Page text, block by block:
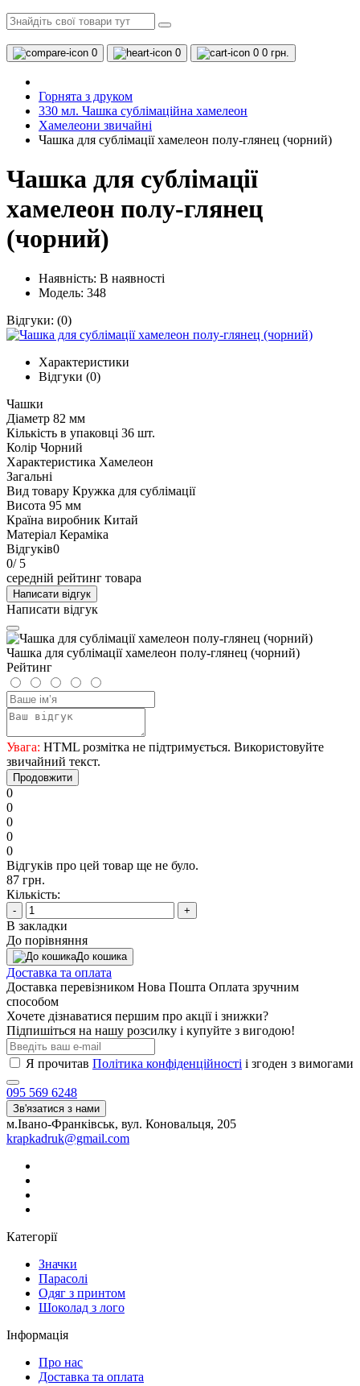
0 0 0 0 грн.
Горнята з друком
330 мл. Чашка сублімаційна хамелеон
Хамелеони звичайні
Чашка для сублімації хамелеон полу-глянец (чорний)
Чашка для сублімації
хамелеон полу-глянец
(чорний)
Наявність: В наявності
Модель: 348
Відгуки: (0)
Характеристики
Відгуки (0)
Чашки
Діаметр 82 мм
Кількість в упаковці 36 шт.
Колір Чорний
Характеристика Хамелеон
Загальні
Вид товару Кружка для сублімації
Висота 95 мм
Країна виробник Китай
Матеріал Кераміка
Відгуків0
0/ 5
середній рейтинг товара
Написати відгук
Написати відгук
Чашка для сублімації хамелеон полу-глянец (чорний)
Рейтинг
Увага: HTML розмітка не підтримується. Використовуйте
звичайний текст.
Продовжити
0
0
0
0
0
Відгуків про цей товар ще не було.
87 грн.
Кількість:
- +
В закладки
До порівняння
До кошика
Доставка та оплата
Доставка перевізником Нова Пошта Оплата зручним
способом
Хочете дізнаватися першим про акції і знижки?
Підпишіться на нашу розсилку і купуйте з вигодою!
Я прочитав Політика конфіденційності і згоден з вимогами
095 569 6248
Зв'язатися з нами
м.Івано-Франківськ, вул. Коновальця, 205
krapkadruk@gmail.com
Категорії
Значки
Парасолі
Одяг з принтом
Шоколад з лого
Інформація
Про нас
Доставка та оплата